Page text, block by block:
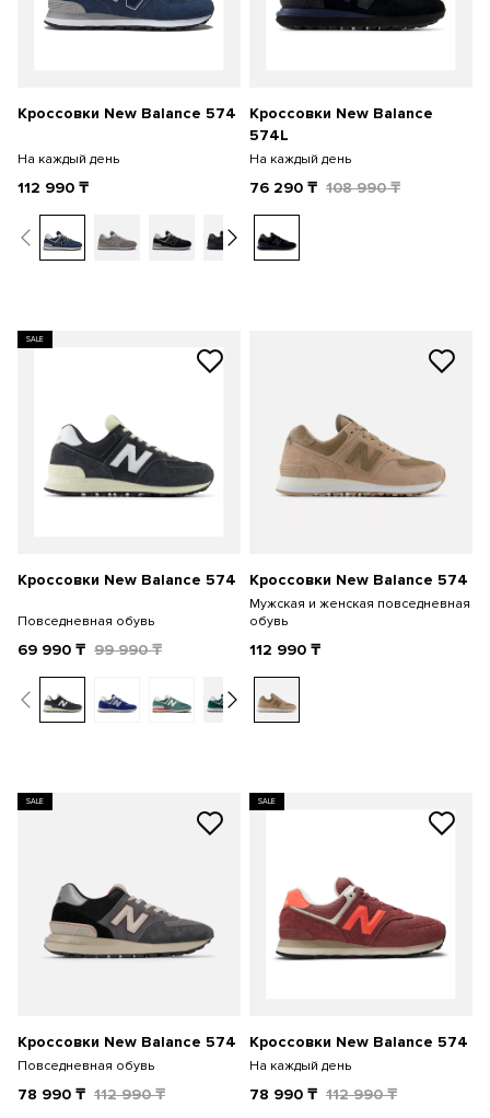
Кроссовки New Balance 574
На каждый день
112 990 ₸
Кроссовки New Balance
574L
На каждый день
76 290 ₸ 108 990₸
SALE
Кроссовки New Balance 574
Повседневная обувь
69 990 ₸ 99 990₸
Кроссовки New Balance 574
Мужская и женская повседневная
обувь
112 990 ₸
SALE
Кроссовки New Balance 574
Повседневная обувь
78 990 ₸ 112 990₸
SALE
Кроссовки New Balance 574
На каждый день
78 990 ₸ 112 990₸